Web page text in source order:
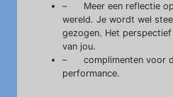
– Meer een reflectie op
wereld. Je wordt wel
gezogen. Het
van jou.
– complimenten voor
performance.